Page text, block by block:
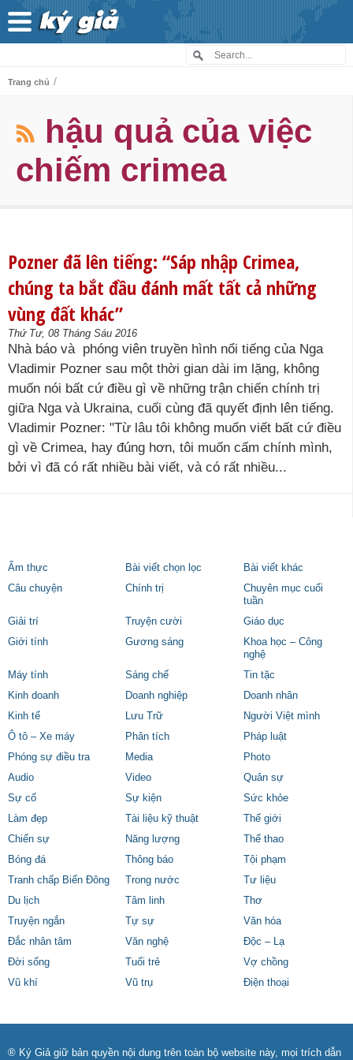
Trang chủ /
hậu quả của việc
chiếm crimea
Pozner đã lên tiếng: “Sáp nhập Crimea,
chúng ta bắt đầu đánh mất tất cả những
vùng đất khác”
Thứ Tư, 08 Tháng Sáu 2016
Nhà báo và phóng viên truyền hình nổi tiếng của Nga
Vladimir Pozner sau một thời gian dài im lặng, không
muốn nói bất cứ điều gì về những trận chiến chính trị
giữa Nga và Ukraina, cuối cùng đã quyết định lên tiếng.
Vladimir Pozner: "Từ lâu tôi không muốn viết bất cứ điều
gì về Crimea, hay đúng hơn, tôi muốn cấm chính mình,
bởi vì đã có rất nhiều bài viết, và có rất nhiều...
Ẩm thực Bài viết chọn lọc
Bài viết khác
Câu chuyện
Chính trị
Chuyên mục cuối
tuần
Giải trí
Truyện cười
Giáo dục
Giới tính
Gương sáng
Khoa học – Công
nghệ
Máy tính
Sáng chế
Tin tặc
Kinh doanh
Doanh nghiệp
Doanh nhân
Kinh tế
Lưu Trữ
Người Việt mình
Ô tô – Xe máy
Phân tích
Pháp luật
Phóng sự điều tra
Media
Photo
Audio
Video
Quân sự
Sự cố
Sự kiện
Sức khỏe
Làm đẹp
Tài liệu kỹ thuật
Thế giới
Chiến sự
Năng lượng
Thể thao
Bóng đá
Thông báo
Tội phạm
Tranh chấp Biển Đông
Trong nước
Tư liệu
Du lịch
Tâm linh
Thơ
Truyện ngắn
Tự sự
Văn hóa
Đắc nhân tâm
Văn nghệ
Độc – Lạ
Đời sống
Tuổi trẻ
Vợ chồng
Vũ khí
Vũ trụ Điện thoại
® Ký Giả giữ bản quyền nội dung trên toàn bộ website này, mọi trích dẫn